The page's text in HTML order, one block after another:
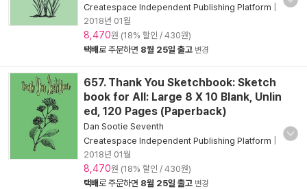
Createspace Independent Publishing Platform
2018년 01월
8,470원 (18% 할인 / 430원)
택배로 주문하면 8월 25일 출고 변경
657. Thank You Sketchbook: Sketch
book for All: Large 8 X 10 Blank, Unlin
ed, 120 Pages (Paperback)
Dan Sootie Seventh
Createspace Independent Publishing Platform
2018년 01월
8,470원 (18% 할인 / 430원)
택배로 주문하면 8월 25일 출고 변경